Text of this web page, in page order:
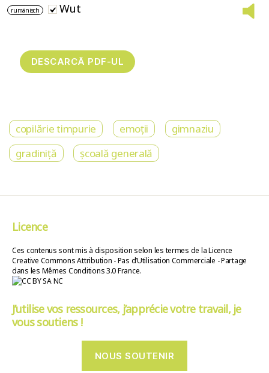
rumänisch Wut
copilărie timpurie emoţii
gimnaziu
gradiniță
școală generală
Licence
Ces contenus sont mis à disposition selon les termes de la Licence
Creative Commons Attribution - Pas d’Utilisation Commerciale - Partage
dans les Mêmes Conditions 3.0 France.
J’utilise vos ressources, j’apprécie votre travail, je
vous soutiens !
NOUS SOUTENIR